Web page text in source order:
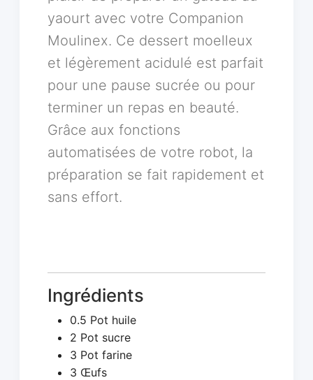
yaourt avec votre Companion
Moulinex. Ce dessert moelleux
et légèrement acidulé est parfait
pour une pause sucrée ou pour
terminer un repas en beauté.
Grâce aux fonctions
automatisées de votre robot, la
préparation se fait rapidement et
sans effort.
Ingrédients
0.5 Pot huile
2 Pot sucre
3 Pot farine
3 Œufs